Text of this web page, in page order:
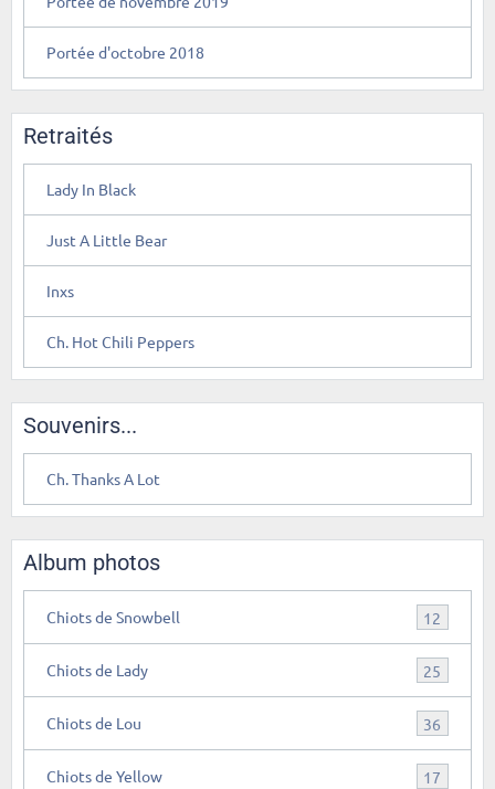
Portée d'octobre 2018
Retraités
Lady In Black
Just A Little Bear
Inxs
Ch. Hot Chili Peppers
Souvenirs...
Ch. Thanks A Lot
Album photos
Chiots de Snowbell 12
Chiots de Lady 25
Chiots de Lou 36
Chiots de Yellow 17